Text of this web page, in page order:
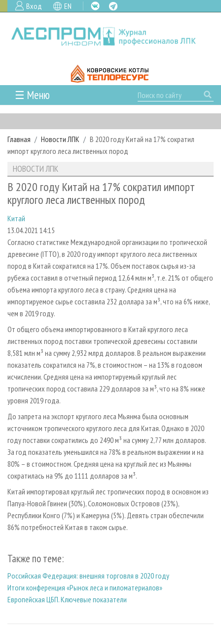
Вход EN
☰ Меню
ГЛАВНАЯ
РУБРИКИ И ТЕМЫ
РУБРИКИ ЖУРНАЛА
ЛЕСОЗАГОТОВКА
ЛЕСОПИЛЕНИЕ
СУШКА ДРЕВЕСИНЫ
ПРОИЗВОДСТВО ДРЕВЕСНЫХ ПЛИТ
ДЕРЕВЯННОЕ ДОМОСТРОЕНИЕ
ПРОИЗВОДСТВО МЕБЕЛИ
БИОЭНЕРГЕТИКА
ЦБП
ИНСТРУМЕНТ И МАТЕРИАЛЫ
НОВОСТИ
НОВОСТИ ЛПК
НОВОСТИ ЖУРНАЛА
ПРОЕКТЫ ЛПИ
АНАЛИТИКА
ПРЕДПРИЯТИЯ ЛПК
ПЕРСОНЫ
МОБИЛЬНЫЕ ВЫСТАВКИ
ОФИЦИАЛЬНЫЕ ДЕЛЕГАЦИИ
ПРИОРИТЕТНЫЕ ИНВЕСТПРОЕКТЫ
RUSSIAN FORESTRY REVIEW
ГАЗЕТА ЛЕСПРОМФОРУМ
БИБЛИОТЕКА СПЕЦИАЛИСТА
АРХИВ
АРХИВ ЖУРНАЛОВ
О ЖУРНАЛЕ
ПОДПИСКА
КОНТАКТЫ
РЕКЛАМОДАТЕЛЯМ
РЕКЛАМА
РЕКЛАМА НА САЙТЕ
Главная Новости ЛПК
В 2020 году Китай на 17% сократил
импорт круглого леса лиственных пород
НОВОСТИ ЛПК
В 2020 году Китай на 17% сократил импорт
круглого леса лиственных пород
Китай
13.04.2021 14:15
Согласно статистике Международной организации по тропической
древесине (ITTO), в 2020 году импорт круглого леса лиственных
пород в Китай сократился на 17%. Объем поставок сырья из-за
рубежа составил в отчетный период 12,64 млн м³, т.е. 21% от общего
объема импорта круглого леса в страну. Средняя цена на
импортируемое сырье составила 232 доллара за м³, что на 6% ниже,
чем в 2019 году.
От общего объема импортированного в Китай круглого леса
лиственных пород поставки тропической древесины составили
8,581 млн м³ на сумму 2,932 млрд долларов. В реальном выражении
показатель сократился на 7%, в стоимостном – на 13% в годовом
исчислении. Средняя цена на импортируемый круглый лес
тропических пород составила 229 долларов за м³, что на 8% ниже
уровня 2019 года.
До запрета на экспорт круглого леса Мьянма была основным
источником тропического круглого леса для Китая. Однако в 2020
году поставки сократились до 2490 м³ на сумму 2,77 млн долларов.
За год показатель уменьшился на 78% в реальном выражении и на
80% – в стоимостном. Средняя цена на круглый лес из Мьянмы
сократилась на 9% до 1111 долларов за м³.
Китай импортировал круглый лес тропических пород в основном из
Папуа-Новой Гвинеи (30%), Соломоновых Островов (23%),
Республики Конго (7%) и Камеруна (5%). Девять стран обеспечили
86% потребностей Китая в таком сырье.
Также по теме:
Российская Федерация: внешняя торговля в 2020 году
Итоги конференция «Рынок леса и пиломатериалов»
Европейская ЦБП. Ключевые показатели